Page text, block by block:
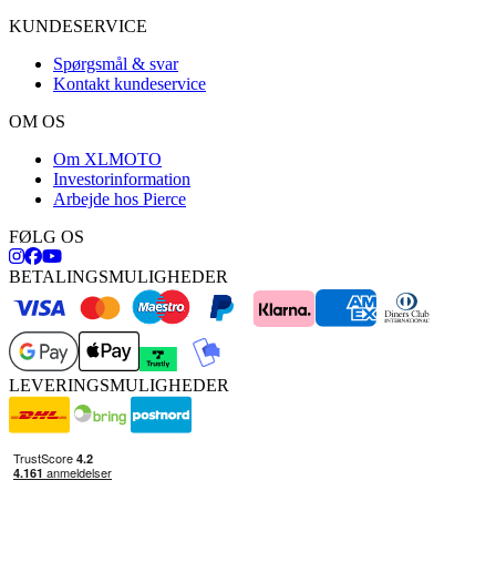
KUNDESERVICE
Spørgsmål & svar
Kontakt kundeservice
OM OS
Om XLMOTO
Investorinformation
Arbejde hos Pierce
FØLG OS
BETALINGSMULIGHEDER
LEVERINGSMULIGHEDER